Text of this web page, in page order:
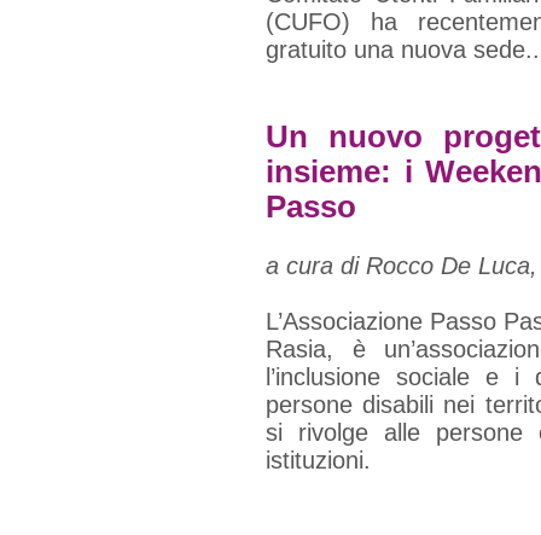
(CUFO) ha
gratuito una nuova
Un nuovo
insieme: i
Passo
a cura di Rocco De
L’Associazione Passo
Rasia, è
l’inclusione sociale e
persone disabili nei
si rivolge alle persone
istituzioni.